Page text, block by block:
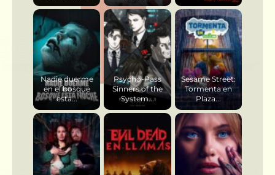
Nadie duerme
en el bosque
esta...
Psycho-Pass
Sinners of the
System...
Sesame Street:
Tormenta en
Plaza...